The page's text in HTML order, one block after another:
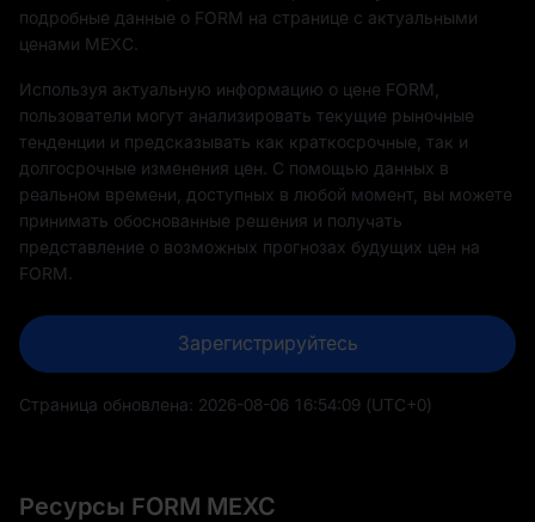
подробные данные о FORM на странице с актуальными
ценами MEXC.
Используя актуальную информацию о цене FORM,
пользователи могут анализировать текущие рыночные
тенденции и предсказывать как краткосрочные, так и
долгосрочные изменения цен. С помощью данных в
реальном времени, доступных в любой момент, вы можете
принимать обоснованные решения и получать
представление о возможных прогнозах будущих цен на
FORM.
Зарегистрируйтесь
Страница обновлена: 2026-08-06 16:54:09 (UTC+0)
Ресурсы FORM MEXC